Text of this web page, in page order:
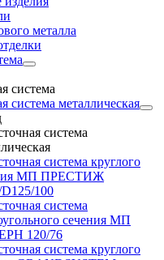
металла
система
система металлическая
система
система круглого
МП ПРЕСТИЖ
100
система
сечения МП
120/76
система круглого